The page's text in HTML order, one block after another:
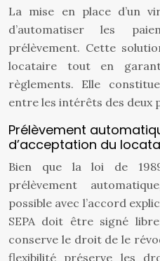
La mise en place d’un
d’automatiser les
prélèvement. Cette
locataire tout en
règlements. Elle
entre les intérêts des deux
Prélèvement
d’acceptation du
Bien que la loi de
prélèvement
possible avec l’accord
SEPA doit être signé
conserve le droit de le
flexibilité préserve les